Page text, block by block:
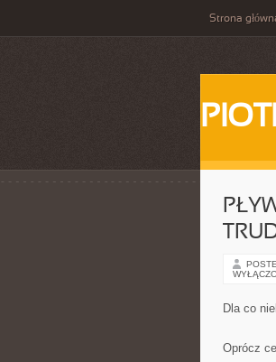
Strona
Dla co
Oprócz